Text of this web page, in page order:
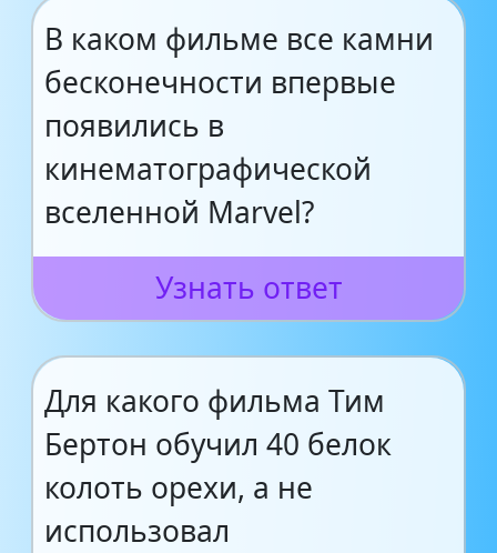
В каком фильме все камни
бесконечности впервые
появились в
кинематографической
вселенной Marvel?
Узнать ответ
Для какого фильма Тим
Бертон обучил 40 белок
колоть орехи, а не
использовал